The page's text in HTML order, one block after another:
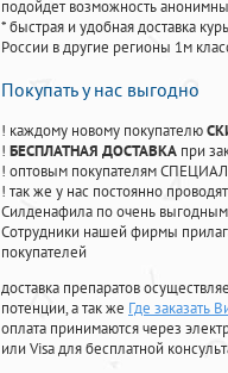
подойдет возможность
* быстрая и удобная доставка
России в другие регионы 1м
Покупать у нас выгодно
! каждому новому покупателю
! БЕСПЛАТНАЯ ДОСТАВКА при
! оптовым покупателям
! так же у нас постоянно
Силденафила по очень
Cотрудники нашей фирмы
покупателей
доставка препаратов
потенции, а так же Где заказать
оплата принимаются через
или Visa для бесплатной